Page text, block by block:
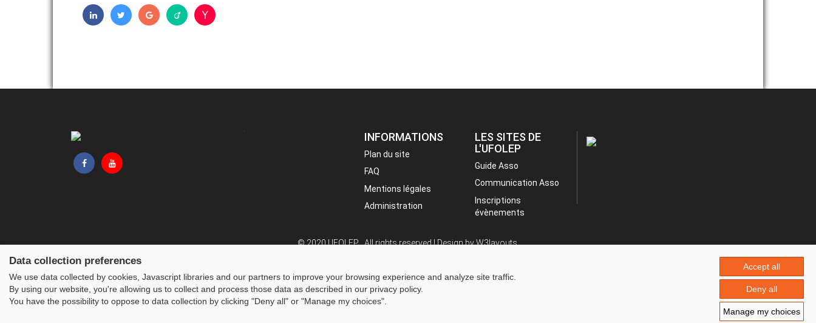
INFORMATIONS
Plan du site
FAQ
Mentions légales
Administration
LES SITES DE
L'UFOLEP
Guide Asso
Communication Asso
Inscriptions
évènements
© 2020 UFOLEP . All rights reserved | Design byW3layouts.
Data collection preferences
We use data collected by cookies, Javascript libraries and our partners to improve your browsing experience and analyze site traffic.
By using our website, you're allowing us to collect and process those data as described in our privacy policy.
You have the possibility to oppose to data collection by clicking "Deny all" or "Manage my choices".
Accept all
Deny all
Manage my choices